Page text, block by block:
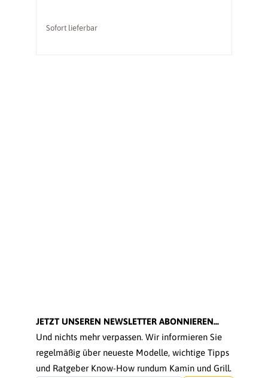
Sofort lieferbar
JETZT UNSEREN NEWSLETTER ABONNIEREN...
Und nichts mehr verpassen. Wir informieren Sie
regelmäßig über neueste Modelle, wichtige Tipps
und Ratgeber Know-How rundum Kamin und Grill.